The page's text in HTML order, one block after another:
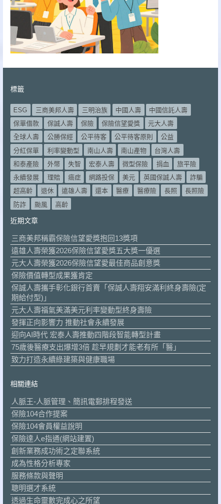
標籤
ESG 三商美邦人壽 三明治族 中國人壽
中國信託人壽
保單借款
保誠人壽 保險 保險信望愛獎
元大人壽
全球人壽
公勝保經 公平待客 公平待客原則
公益
分紅保單
利率變動型 南山人壽 南山產物
台灣人壽
和泰產險
外幣 失智 宏泰人壽 微型保險 捐血
旅平險
永續發展
理賠 癌症 網路投保 美元 英國保誠人壽
詐騙
超高齡
退休 遠雄人壽 還本 醫療 醫療險 長照
長照險
防詐
颱風 高齡
近期文章
三商美邦稱霸保險信望愛獎抱回13獎項
遠雄人壽榮獲2026保險信望愛獎五大獎一優選
元大人壽榮獲2026保險信望愛最佳商品創意獎
保險價值轉型成果獲肯定
保誠人壽攜手彰化銀行首賣「保誠人壽翔安滿利終身壽險(定
期給付型)」
元大人壽福氣美滿美元利率變動型終身壽險
發揮正向影響力 推動社會永續發展
迎向AI時代 宏泰人壽推動四階段智能轉型計畫
75歲後醫療支出爆增3倍 趁早規劃才能老有所「醫」
致力打造永續綠建築與健康職場
相關連結
人脈王-人脈管理、簡訊電郵排程發送
保險104合作提案
保險104會員權益說明
保險達人e指通(網站建置)
創新業務成功術之定聯系統
成為性格分析專家
服務條款與聲明
聰明選才系統
透過生命靈數完成心之所望